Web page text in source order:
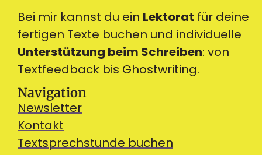
Bei mir kannst du ein Lektorat für deine
fertigen Texte buchen und individuelle
Unterstützung beim Schreiben: von
Textfeedback bis Ghostwriting.
Navigation
Newsletter
Kontakt
Textsprechstunde buchen